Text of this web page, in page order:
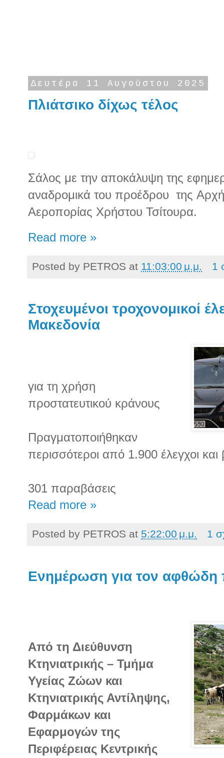
Δευτέρα 11 Αυγούστου 2025
Πλιάτσικο δίχως τέλος
Σάλος με την αποκάλυψη της
αναδρομικά του προέδρου της
Αεροπορίας Χρήστου Τσίτουρα.
Read more »
Posted by PETROS at 11:03:00 μ.μ. 1
Στοχευμένοι τροχονομικοί
Μακεδονία
για τη χρήση
προστατευτικού κράνους
Πραγματοποιήθηκαν
περισσότεροι από 1.900 έλεγχοι
301 παραβάσεις
Read more »
Posted by PETROS at 5:22:00 μ.μ. 1
Ενημέρωση για τον αφθώδη
Από τη Διεύθυνση
Κτηνιατρικής – Τμήμα
Υγείας Ζώων και
Κτηνιατρικής Αντίληψης,
Φαρμάκων και
Εφαρμογών της
Περιφέρειας Κεντρικής